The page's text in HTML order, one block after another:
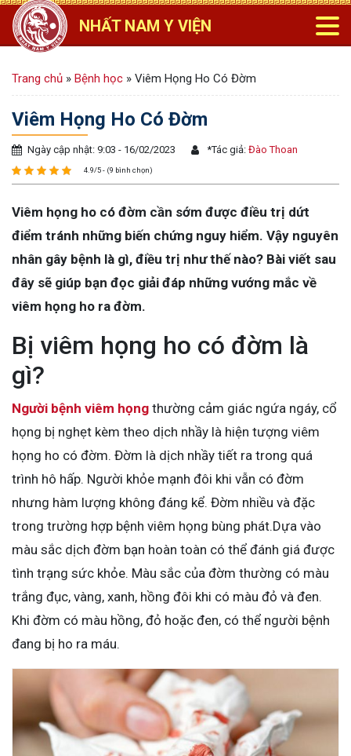
NHẤT NAM Y VIỆN
Trang chủ » Bệnh học » Viêm Họng Ho Có Đờm
Viêm Họng Ho Có Đờm
Ngày cập nhật: 9:03 - 16/02/2023 *Tác giả: Đào Thoan
4.9/5 - (9 bình chọn)
Viêm họng ho có đờm cần sớm được điều trị dứt
điểm tránh những biến chứng nguy hiểm. Vậy nguyên
nhân gây bệnh là gì, điều trị như thế nào? Bài viết sau
đây sẽ giúp bạn đọc giải đáp những vướng mắc về
viêm họng ho ra đờm.
Bị viêm họng ho có đờm là
gì?
Người bệnh viêm họng thường cảm giác ngứa ngáy, cổ
họng bị nghẹt kèm theo dịch nhầy là hiện tượng viêm
họng ho có đờm. Đờm là dịch nhầy tiết ra trong quá
trình hô hấp. Người khỏe mạnh đôi khi vẫn có đờm
nhưng hàm lượng không đáng kể. Đờm nhiều và đặc
trong trường hợp bệnh viêm họng bùng phát.Dựa vào
màu sắc dịch đờm bạn hoàn toàn có thể đánh giá được
tình trạng sức khỏe. Màu sắc của đờm thường có màu
trắng đục, vàng, xanh, hồng đôi khi có màu đỏ và đen.
Khi đờm có màu hồng, đỏ hoặc đen, có thể người bệnh
đang bị ho ra máu.